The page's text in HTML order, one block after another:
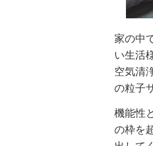
家の中
い生活
空気清
の粒子
機能性
の枠を